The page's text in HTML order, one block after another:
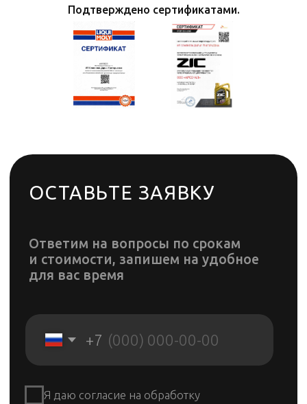
Подтверждено сертификатами.